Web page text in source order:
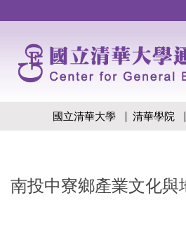
國立清華大學 清華學院
南投中寮鄉產業文化與